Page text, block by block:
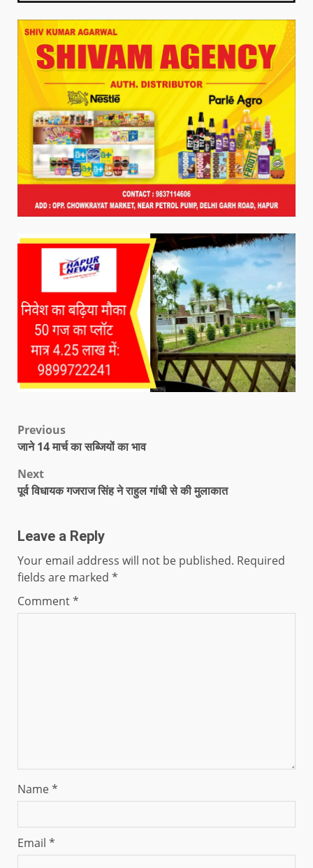
Previous
जाने 14 मार्च का सब्जियों का भाव
Next
पूर्व विधायक गजराज सिंह ने राहुल गांधी से की मुलाकात
Leave a Reply
Your email address will not be published. Required
fields are marked *
Comment*
Name*
Email *